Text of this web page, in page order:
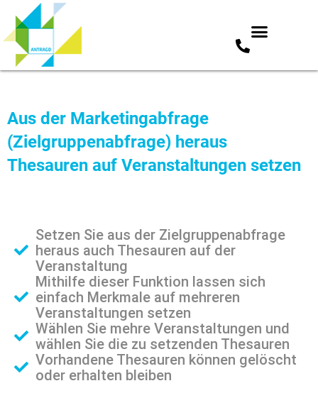
Aus der Marketingabfrage
(Zielgruppenabfrage) heraus
Thesauren auf Veranstaltungen setzen
Setzen Sie aus der Zielgruppenabfrage
heraus auch Thesauren auf der
Veranstaltung
Mithilfe dieser Funktion lassen sich
einfach Merkmale auf mehreren
Veranstaltungen setzen
Wählen Sie mehre Veranstaltungen und
wählen Sie die zu setzenden Thesauren
Vorhandene Thesauren können gelöscht
oder erhalten bleiben